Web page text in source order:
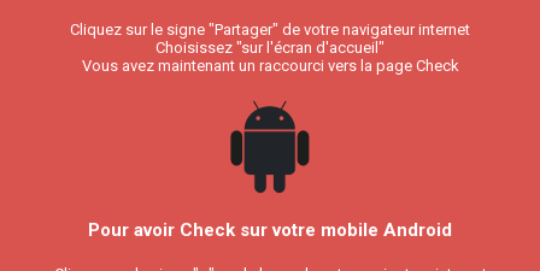
Cliquez sur le signe "Partager" de votre navigateur internet
Choisissez "sur l'écran d'accueil"
Vous avez maintenant un raccourci vers la page Check
Pour avoir Check sur votre mobile Android